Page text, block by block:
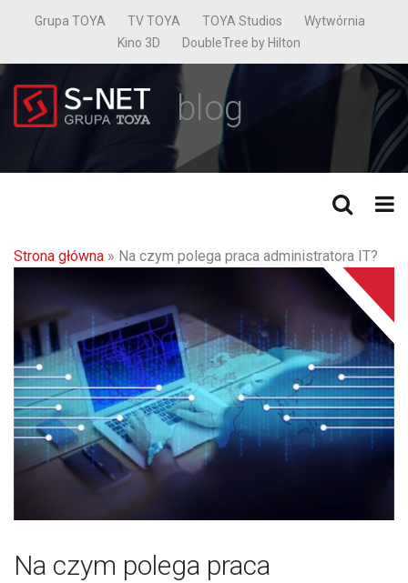
Grupa TOYA TV TOYA TOYA Studios
Wytwórnia
Kino 3D
DoubleTree by Hilton
blog
Strona główna » Na czym polega praca administratora IT?
Na czym polega praca